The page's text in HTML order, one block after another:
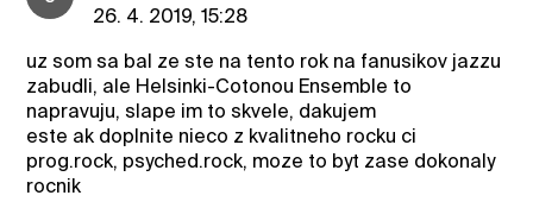
26. 4. 2019, 15:28
uz som sa bal ze ste na tento rok na fanusikov jazzu
zabudli, ale Helsinki-Cotonou Ensemble to
napravuju, slape im to skvele, dakujem
este ak doplnite nieco z kvalitneho rocku ci
prog.rock, psyched.rock, moze to byt zase dokonaly
rocnik